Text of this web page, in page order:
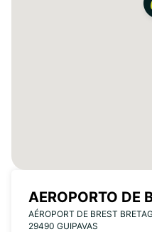
AEROPORTO DE
AÉROPORT DE BREST
29490 GUIPAVAS